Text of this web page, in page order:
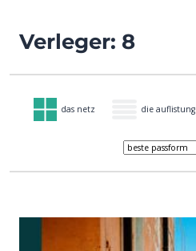
Verleger: 8
das netz die auflistung